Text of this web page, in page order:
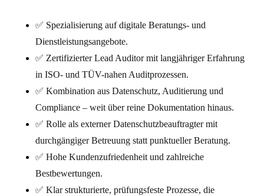
✅ Spezialisierung auf digitale Beratungs- und
Dienstleistungsangebote.
✅ Zertifizierter Lead Auditor mit langjähriger Erfahrung
in ISO- und TÜV-nahen Auditprozessen.
✅ Kombination aus Datenschutz, Auditierung und
Compliance – weit über reine Dokumentation hinaus.
✅ Rolle als externer Datenschutzbeauftragter mit
durchgängiger Betreuung statt punktueller Beratung.
✅ Hohe Kundenzufriedenheit und zahlreiche
Bestbewertungen.
✅ Klar strukturierte, prüfungsfeste Prozesse, die